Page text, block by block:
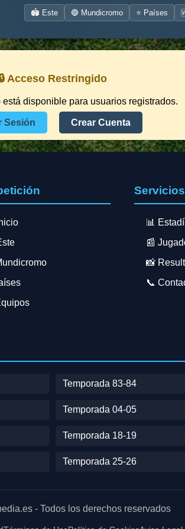
🏟️ Este 🔵 Mundicromo ⭐ Países
Acceso Restringido
está disponible para usuarios registrados.
Sesión Crear Cuenta
Servicios
📊
📰
📸
📞
Temporada 83-84
Temporada 04-05
Temporada 18-19
Temporada 25-26
- Todos los derechos reservados